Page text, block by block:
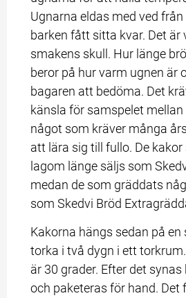
Ugnarna eldas med ved
barken fått sitta kvar. Det är
smakens skull. Hur länge
beror på hur varm ugnen är
bagaren att bedöma. Det
känsla för samspelet mellan
något som kräver många
att lära sig till fullo. De
lagom länge säljs som
medan de som gräddats
som Skedvi Bröd
Kakorna hängs sedan på
torka i två dygn i ett
är 30 grader. Efter det
och paketeras för hand. Det